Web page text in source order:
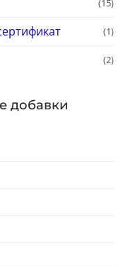
(1)
(2)
добавки